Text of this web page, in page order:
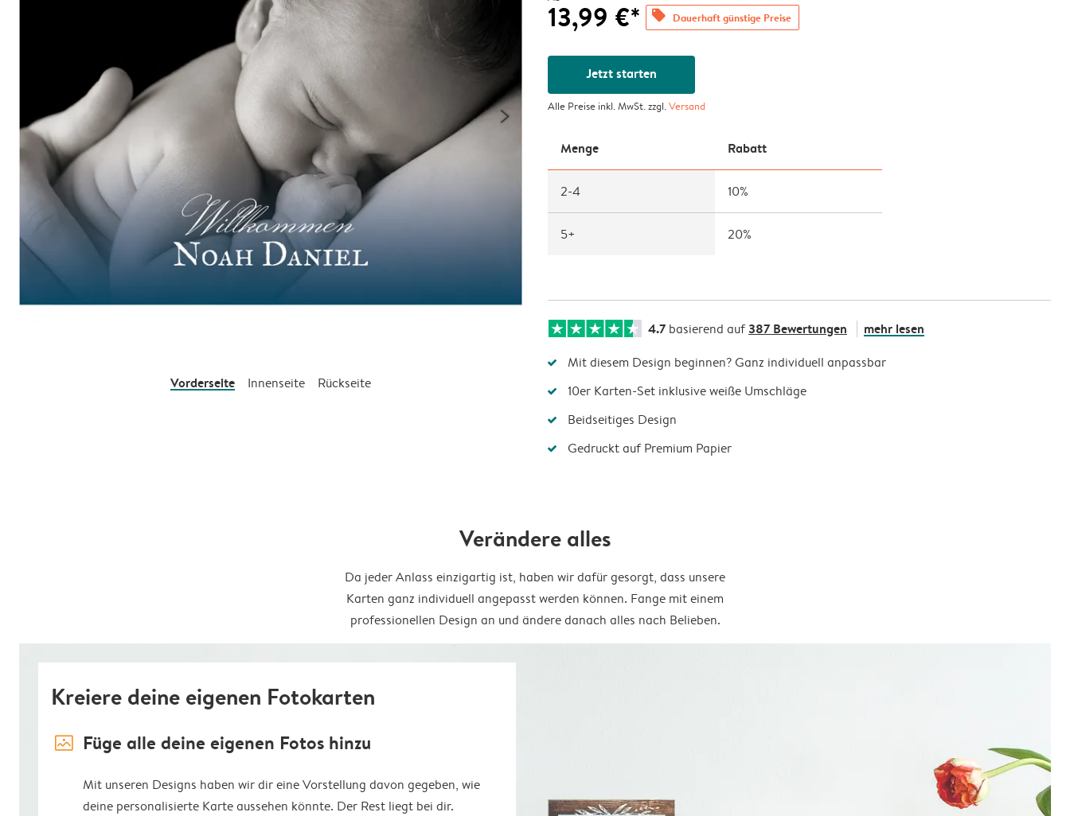
Vorderseite Innenseite Rückseite
13,99 €* offers Dauerhaft günstige Preise
Jetzt starten
Alle Preise inkl. MwSt. zzgl.Versand
Menge Rabatt
2-4 10%
5+ 20%
4.7 basierend auf387 Bewertungen mehr lesen
Mit diesem Design beginnen? Ganz individuell anpassbar
10er Karten-Set inklusive weiße Umschläge
Beidseitiges Design
Gedruckt auf Premium Papier
Verändere alles
Da jeder Anlass einzigartig ist, haben wir dafür gesorgt, dass unsere
Karten ganz individuell angepasst werden können. Fange mit einem
professionellen Design an und ändere danach alles nach Belieben.
Kreiere deine eigenen Fotokarten
image_placeholder Füge alle deine eigenen Fotos hinzu
Mit unseren Designs haben wir dir eine Vorstellung davon gegeben, wie
deine personalisierte Karte aussehen könnte. Der Rest liegt bei dir.